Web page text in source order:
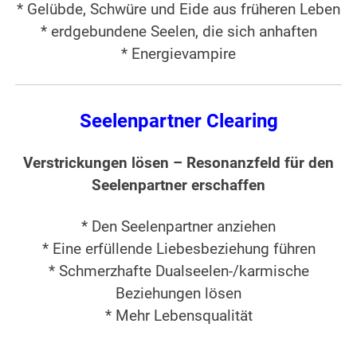
* Gelübde, Schwüre und Eide aus früheren Leben
* erdgebundene Seelen, die sich anhaften
* Energievampire
Seelenpartner Clearing
Verstrickungen lösen – Resonanzfeld für den
Seelenpartner erschaffen
* Den Seelenpartner anziehen
* Eine erfüllende Liebesbeziehung führen
* Schmerzhafte Dualseelen-/karmische
Beziehungen lösen
* Mehr Lebensqualität